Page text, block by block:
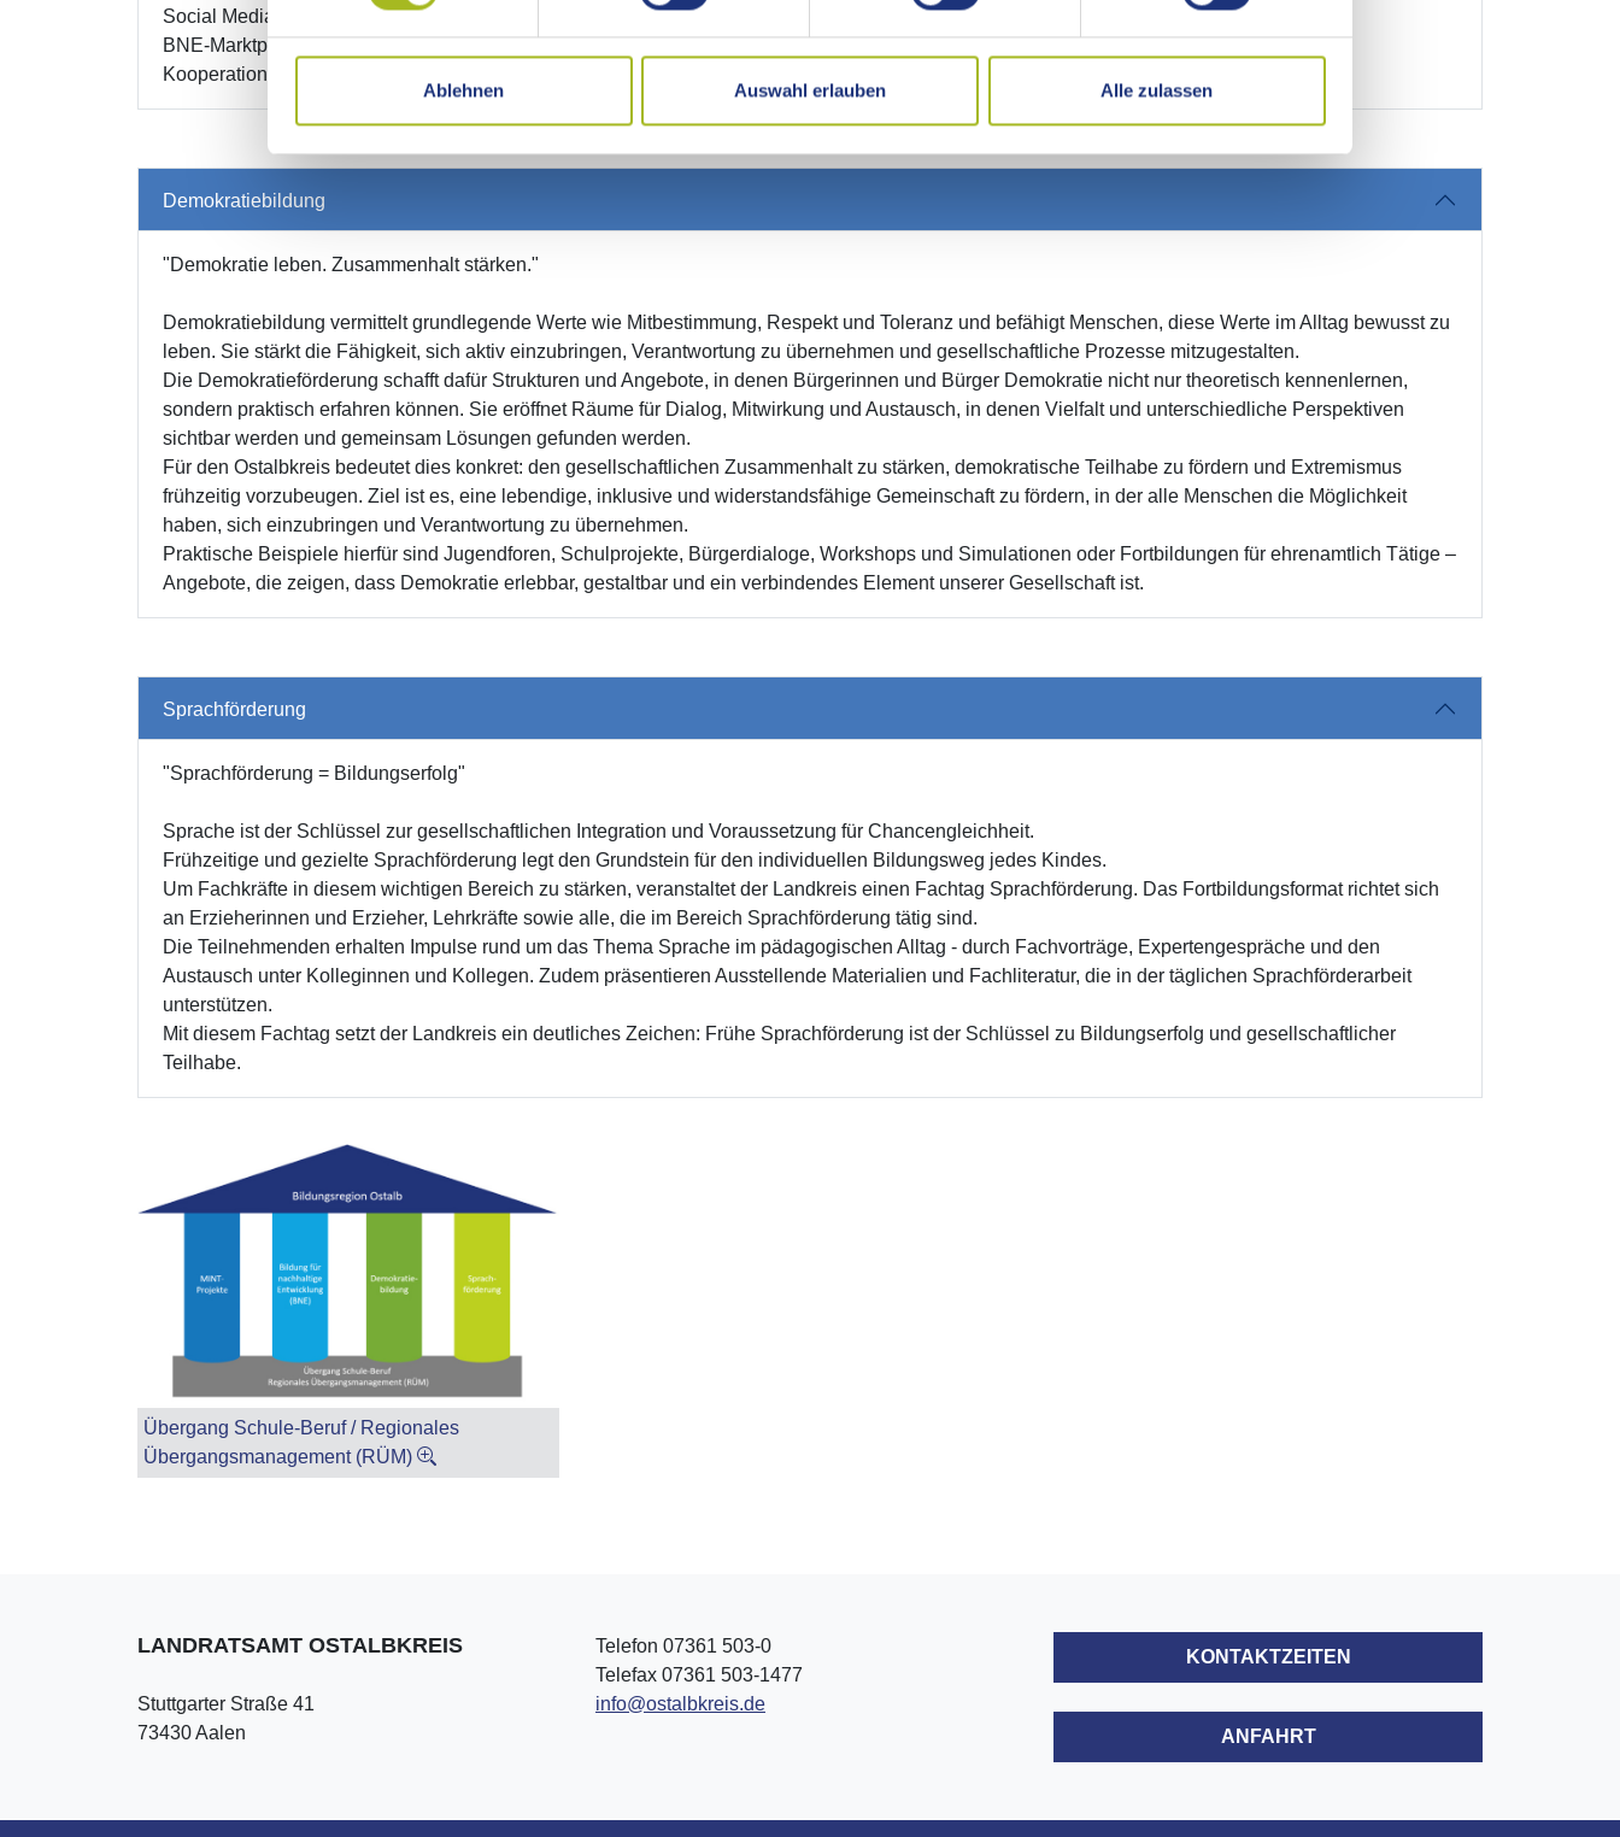
Ablehnen Auswahl erlauben Alle zulassen
Social Media Kampagne #SchonGewusstOAK?
BNE-Marktplätze - interaktive Workshops zu Mobilität, Recycling, Energie, Diversität und Klimaschutz
Kooperationspartner: Hochschule Aalen, explorhino, Fachbereiche der Landkreisverwaltung
Demokratiebildung
"Demokratie leben. Zusammenhalt stärken."
Demokratiebildung vermittelt grundlegende Werte wie Mitbestimmung, Respekt und Toleranz und befähigt Menschen, diese Werte im Alltag bewusst zu
leben. Sie stärkt die Fähigkeit, sich aktiv einzubringen, Verantwortung zu übernehmen und gesellschaftliche Prozesse mitzugestalten.
Die Demokratieförderung schafft dafür Strukturen und Angebote, in denen Bürgerinnen und Bürger Demokratie nicht nur theoretisch kennenlernen,
sondern praktisch erfahren können. Sie eröffnet Räume für Dialog, Mitwirkung und Austausch, in denen Vielfalt und unterschiedliche Perspektiven
sichtbar werden und gemeinsam Lösungen gefunden werden.
Für den Ostalbkreis bedeutet dies konkret: den gesellschaftlichen Zusammenhalt zu stärken, demokratische Teilhabe zu fördern und Extremismus
frühzeitig vorzubeugen. Ziel ist es, eine lebendige, inklusive und widerstandsfähige Gemeinschaft zu fördern, in der alle Menschen die Möglichkeit
haben, sich einzubringen und Verantwortung zu übernehmen.
Praktische Beispiele hierfür sind Jugendforen, Schulprojekte, Bürgerdialoge, Workshops und Simulationen oder Fortbildungen für ehrenamtlich Tätige –
Angebote, die zeigen, dass Demokratie erlebbar, gestaltbar und ein verbindendes Element unserer Gesellschaft ist.
Sprachförderung
"Sprachförderung = Bildungserfolg"
Sprache ist der Schlüssel zur gesellschaftlichen Integration und Voraussetzung für Chancengleichheit.
Frühzeitige und gezielte Sprachförderung legt den Grundstein für den individuellen Bildungsweg jedes Kindes.
Um Fachkräfte in diesem wichtigen Bereich zu stärken, veranstaltet der Landkreis einen Fachtag Sprachförderung. Das Fortbildungsformat richtet sich
an Erzieherinnen und Erzieher, Lehrkräfte sowie alle, die im Bereich Sprachförderung tätig sind.
Die Teilnehmenden erhalten Impulse rund um das Thema Sprache im pädagogischen Alltag - durch Fachvorträge, Expertengespräche und den
Austausch unter Kolleginnen und Kollegen. Zudem präsentieren Ausstellende Materialien und Fachliteratur, die in der täglichen Sprachförderarbeit
unterstützen.
Mit diesem Fachtag setzt der Landkreis ein deutliches Zeichen: Frühe Sprachförderung ist der Schlüssel zu Bildungserfolg und gesellschaftlicher
Teilhabe.
Übergang Schule-Beruf / Regionales
Übergangsmanagement (RÜM)
LANDRATSAMT OSTALBKREIS
Stuttgarter Straße 41
73430 Aalen
Telefon 07361 503-0
Telefax 07361 503-1477
info@ostalbkreis.de
KONTAKTZEITEN
ANFAHRT